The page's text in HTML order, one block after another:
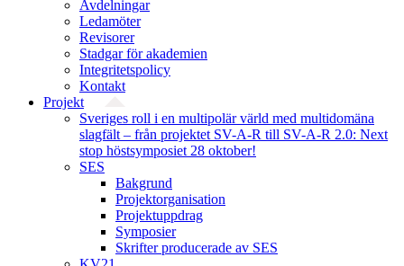
Avdelningar
Ledamöter
Revisorer
Stadgar för akademien
Integritetspolicy
Kontakt
Projekt
Sveriges roll i en multipolär värld med multidomäna
slagfält – från projektet SV-A-R till SV-A-R 2.0: Next
stop höstsymposiet 28 oktober!
SES
Bakgrund
Projekt­organisation
Projektuppdrag
Symposier
Skrifter producerade av SES